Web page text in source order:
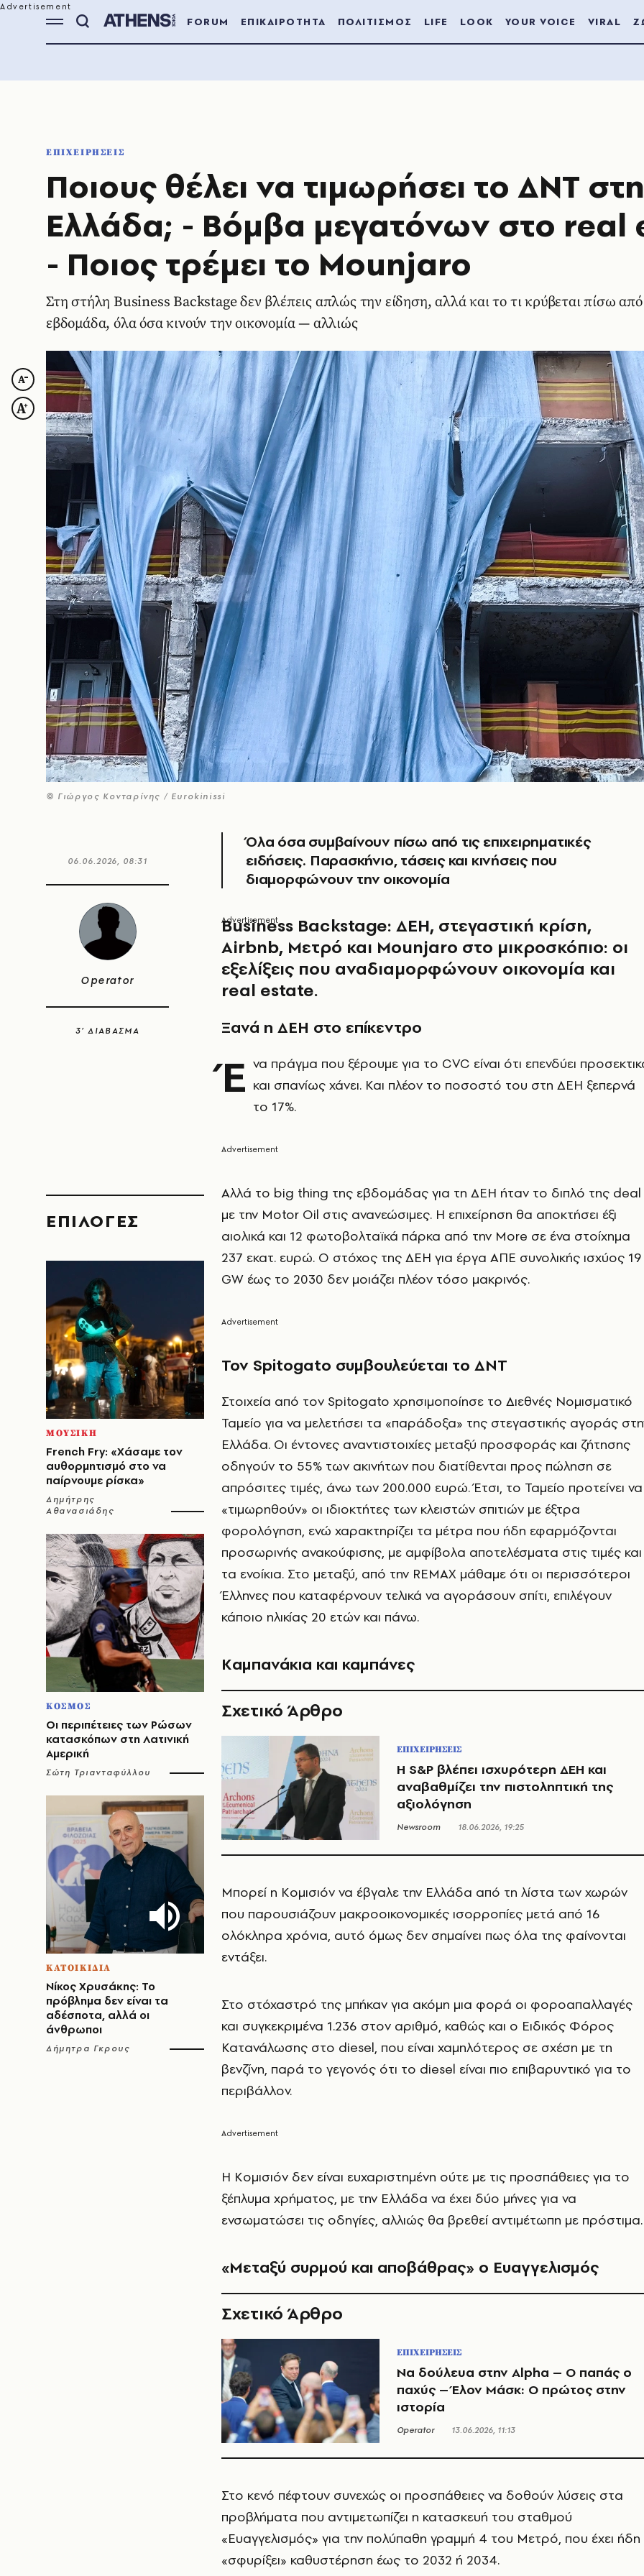
FORUM ΕΠΙΚΑΙΡΟΤΗΤΑ ΠΟΛΙΤΙΣΜΟΣ LIFE LOOK YOUR VOICE VIRAL
ΕΠΙΧΕΙΡΗΣΕΙΣ
Ποιους θέλει να τιμωρήσει το ΔΝΤ
Ελλάδα; - Βόμβα μεγατόνων στο real
- Ποιος τρέμει το Mounjaro
Στη στήλη Business Backstage δεν βλέπεις απλώς την είδηση, αλλά και το τι κρύβεται πίσω
εβδομάδα, όλα όσα κινούν την οικονομία — αλλιώς
© Γιώργος Κονταρίνης / Eurokinissi
06.06.2026, 08:31
Operator
3’ ΔΙΑΒΑΣΜΑ
EΠΙΛΟΓΈΣ
ΜΟΥΣΙΚΗ
French Fry: «Χάσαμε τον
αυθορμητισμό στο να
παίρνουμε ρίσκα»
Δημήτρης
Αθανασιάδης
ΚΟΣΜΟΣ
Οι περιπέτειες των Ρώσων
κατασκόπων στη Λατινική
Αμερική
Σώτη Τριανταφύλλου
ΚΑΤΟΙΚΙΔΙΑ
Νίκος Χρυσάκης: Το
πρόβλημα δεν είναι τα
αδέσποτα, αλλά οι
άνθρωποι
Δήμητρα Γκρους
Όλα όσα συμβαίνουν πίσω από τις επιχειρηματικές
ειδήσεις. Παρασκήνιο, τάσεις και κινήσεις που
διαμορφώνουν την οικονομία
Business Backstage: ΔΕΗ, στεγαστική κρίση,
Airbnb, Μετρό και Mounjaro στο μικροσκόπιο: οι
εξελίξεις που αναδιαμορφώνουν οικονομία και
real estate.
Ξανά η ΔΕΗ στο επίκεντρο
Έ να πράγμα που ξέρουμε για το CVC είναι ότι επενδύει
και σπανίως χάνει. Και πλέον το ποσοστό του στη ΔΕΗ ξεπερνά
το 17%.
Αλλά το big thing της εβδομάδας για τη ΔΕΗ ήταν το διπλό της deal
με την Motor Oil στις ανανεώσιμες. Η επιχείρηση θα αποκτήσει έξι
αιολικά και 12 φωτοβολταϊκά πάρκα από την More σε ένα στοίχημα
237 εκατ. ευρώ. Ο στόχος της ΔΕΗ για έργα ΑΠΕ συνολικής ισχύος 19
GW έως το 2030 δεν μοιάζει πλέον τόσο μακρινός.
Τον Spitogato συμβουλεύεται το ΔΝΤ
Στοιχεία από τον Spitogato χρησιμοποίησε το Διεθνές Νομισματικό
Ταμείο για να μελετήσει τα «παράδοξα» της στεγαστικής αγοράς
Ελλάδα. Οι έντονες αναντιστοιχίες μεταξύ προσφοράς και ζήτησης
οδηγούν το 55% των ακινήτων που διατίθενται προς πώληση σε
απρόσιτες τιμές, άνω των 200.000 ευρώ. Έτσι, το Ταμείο προτείνει να
«τιμωρηθούν» οι ιδιοκτήτες των κλειστών σπιτιών με έξτρα
φορολόγηση, ενώ χαρακτηρίζει τα μέτρα που ήδη εφαρμόζονται
προσωρινής ανακούφισης, με αμφίβολα αποτελέσματα στις τιμές και
τα ενοίκια. Στο μεταξύ, από την REMAX μάθαμε ότι οι περισσότεροι
Έλληνες που καταφέρνουν τελικά να αγοράσουν σπίτι, επιλέγουν
κάποιο ηλικίας 20 ετών και πάνω.
Kαμπανάκια και καμπάνες
Σχετικό Άρθρο
ΕΠΙΧΕΙΡΗΣΕΙΣ
Η S&P βλέπει ισχυρότερη ΔΕΗ και
αναβαθμίζει την πιστοληπτική της
αξιολόγηση
Newsroom 18.06.2026, 19:25
Μπορεί η Κομισιόν να έβγαλε την Ελλάδα από τη λίστα των χωρών
που παρουσιάζουν μακροοικονομικές ισορροπίες μετά από 16
ολόκληρα χρόνια, αυτό όμως δεν σημαίνει πως όλα της φαίνονται
εντάξει.
Στο στόχαστρό της μπήκαν για ακόμη μια φορά οι φοροαπαλλαγές
και συγκεκριμένα 1.236 στον αριθμό, καθώς και ο Ειδικός Φόρος
Κατανάλωσης στο diesel, που είναι χαμηλότερος σε σχέση με τη
βενζίνη, παρά το γεγονός ότι το diesel είναι πιο επιβαρυντικό για το
περιβάλλον.
Η Κομισιόν δεν είναι ευχαριστημένη ούτε με τις προσπάθειες για το
ξέπλυμα χρήματος, με την Ελλάδα να έχει δύο μήνες για να
ενσωματώσει τις οδηγίες, αλλιώς θα βρεθεί αντιμέτωπη με πρόστιμα.
«Μεταξύ συρμού και αποβάθρας» ο Ευαγγελισμός
Σχετικό Άρθρο
ΕΠΙΧΕΙΡΗΣΕΙΣ
Να δούλευα στην Alpha – Ο παπάς ο
παχύς – Έλον Μάσκ: Ο πρώτος στην
ιστορία
Operator 13.06.2026, 11:13
Στο κενό πέφτουν συνεχώς οι προσπάθειες να δοθούν λύσεις στα
προβλήματα που αντιμετωπίζει η κατασκευή του σταθμού
«Ευαγγελισμός» για την πολύπαθη γραμμή 4 του Μετρό, που έχει ήδη
«σφυρίξει» καθυστέρηση έως το 2032 ή 2034.